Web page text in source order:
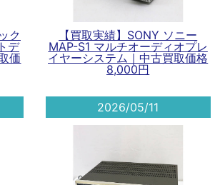
ク
デ
価
【買取実績】SONY ソニー
MAP-S1 マルチオーディオプレ
イヤーシステム｜中古買取価格
8,000円
2026/05/11